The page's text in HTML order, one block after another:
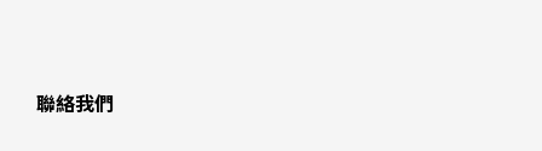
聯絡我們